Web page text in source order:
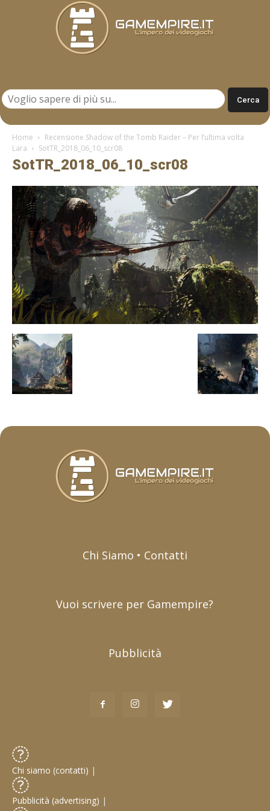
Home
Recensione Shadow of the Tomb Raider – Per l’ultima volta
Lara
SotTR_2018_06_10_scr08
SotTR_2018_06_10_scr08
Chi Siamo • Contatti
Vuoi scrivere per Gamempire?
Pubblicità
Chi siamo (contatti) |
Pubblicità (advertising) |